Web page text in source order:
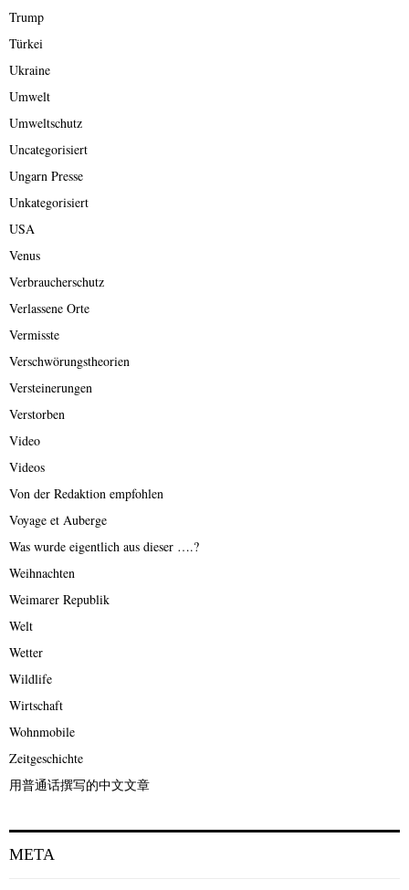
Trump
Türkei
Ukraine
Umwelt
Umweltschutz
Uncategorisiert
Ungarn Presse
Unkategorisiert
USA
Venus
Verbraucherschutz
Verlassene Orte
Vermisste
Verschwörungstheorien
Versteinerungen
Verstorben
Video
Videos
Von der Redaktion empfohlen
Voyage et Auberge
Was wurde eigentlich aus dieser ….?
Weihnachten
Weimarer Republik
Welt
Wetter
Wildlife
Wirtschaft
Wohnmobile
Zeitgeschichte
用普通话撰写的中文文章
META